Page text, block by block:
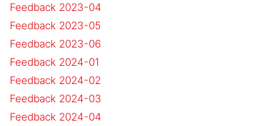
Feedback 2023-04
Feedback 2023-05
Feedback 2023-06
Feedback 2024-01
Feedback 2024-02
Feedback 2024-03
Feedback 2024-04